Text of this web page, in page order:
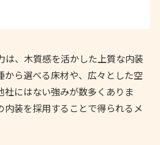
は、木質感を活かした上質な内装
から選べる床材や、広々とした空
社にはない強みが数多くありま
内装を採用することで得られるメ